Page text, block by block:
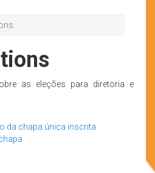
as eleções para diretoria e
da chapa única inscrita